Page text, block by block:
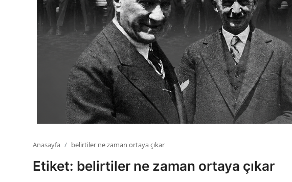
Kamu Kurumları ve Üst Kurullar
Anasayfa belirtiler ne zaman ortaya çıkar
Etiket: belirtiler ne zaman ortaya çıkar